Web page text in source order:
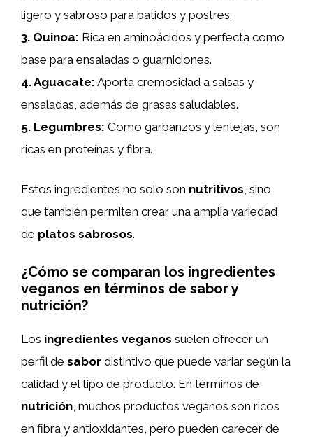
ligero y sabroso para batidos y postres.
3. Quinoa: Rica en aminoácidos y perfecta como
base para ensaladas o guarniciones.
4.Aguacate: Aporta cremosidad a salsas y
ensaladas, además de grasas saludables.
5. Legumbres: Como garbanzos y lentejas, son
ricas en proteínas y fibra.
Estos ingredientes no solo son nutritivos, sino
que también permiten crear una amplia variedad
de platos sabrosos.
¿Cómo se comparan los ingredientes
veganos en términos de sabor y
nutrición?
Los ingredientes veganos suelen ofrecer un
perfil de sabor distintivo que puede variar según la
calidad y el tipo de producto. En términos de
nutrición , muchos productos veganos son ricos
en fibra y antioxidantes, pero pueden carecer de